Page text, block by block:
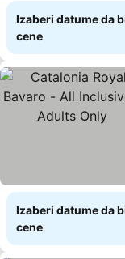
Izaberi datume da
cene
Izaberi datume da
cene